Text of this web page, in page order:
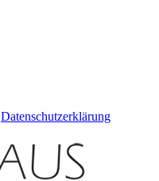
Datenschutzerklärung